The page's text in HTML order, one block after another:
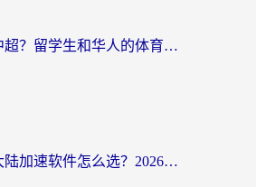
海外如何看中超？留学生和华人的体育赛事观看终极指南（附欧洲杯奥运会观看技巧）
国外玩第九大陆加速软件怎么选？2026终极指南帮你告别延迟卡顿